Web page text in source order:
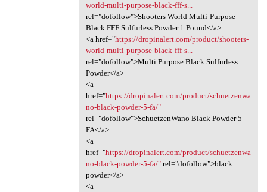
world-multi-purpose-black-fff-s...
rel="dofollow">Shooters World Multi-Purpose
Black FFF Sulfurless Powder 1 Pound</a>
<a href="https://dropinalert.com/product/shooters-
world-multi-purpose-black-fff-s...
rel="dofollow">Multi Purpose Black Sulfurless
Powder</a>
<a
href="https://dropinalert.com/product/schuetzenwa
no-black-powder-5-fa/"
rel="dofollow">SchuetzenWano Black Powder 5
FA</a>
<a
href="https://dropinalert.com/product/schuetzenwa
no-black-powder-5-fa/"rel="dofollow">black
powder</a>
<a